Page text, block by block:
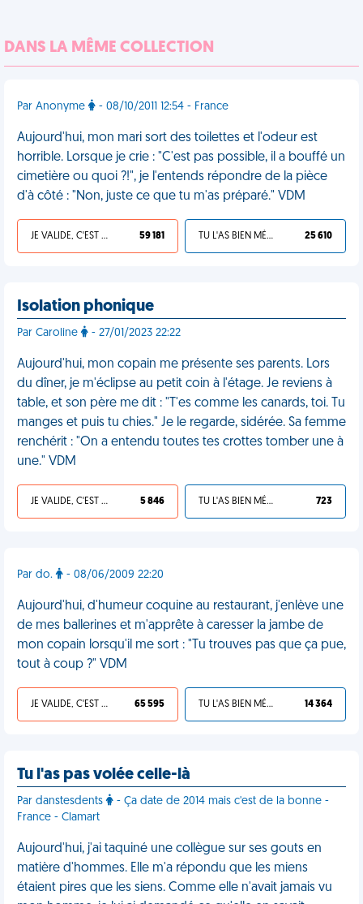
DANS LA MÊME COLLECTION
Par Anonyme - 08/10/2011 12:54 - France
Aujourd'hui, mon mari sort des toilettes et l'odeur est
horrible. Lorsque je crie : "C'est pas possible, il a bouffé un
cimetière ou quoi ?!", je l'entends répondre de la pièce
d'à côté : "Non, juste ce que tu m'as préparé." VDM
JE VALIDE, C'EST UNE VDM 59 181 TU L'AS BIEN MÉRITÉ 25 610
Isolation phonique
Par Caroline - 27/01/2023 22:22
Aujourd'hui, mon copain me présente ses parents. Lors
du dîner, je m'éclipse au petit coin à l'étage. Je reviens à
table, et son père me dit : "T'es comme les canards, toi. Tu
manges et puis tu chies." Je le regarde, sidérée. Sa femme
renchérit : "On a entendu toutes tes crottes tomber une à
une." VDM
JE VALIDE, C'EST UNE VDM 5 846 TU L'AS BIEN MÉRITÉ 723
Par do. - 08/06/2009 22:20
Aujourd'hui, d'humeur coquine au restaurant, j'enlève une
de mes ballerines et m'apprête à caresser la jambe de
mon copain lorsqu'il me sort : "Tu trouves pas que ça pue,
tout à coup ?" VDM
JE VALIDE, C'EST UNE VDM 65 595 TU L'AS BIEN MÉRITÉ 14 364
Tu l'as pas volée celle-là
Par danstesdents
- Ça date de 2014 mais c'est de la bonne -
France - Clamart
Aujourd'hui, j'ai taquiné une collègue sur ses gouts en
matière d'hommes. Elle m'a répondu que les miens
étaient pires que les siens. Comme elle n'avait jamais vu